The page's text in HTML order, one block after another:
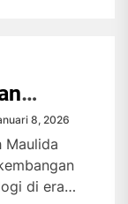
di8, 2026
Maulida
di era